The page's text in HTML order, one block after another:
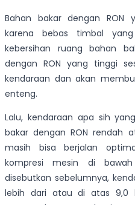
Bahan bakar dengan RON
karena bebas timbal
kebersihan ruang bahan
dengan RON yang tinggi
kendaraan dan akan
enteng.
Lalu, kendaraan apa sih
bakar dengan RON rendah
masih bisa berjalan
kompresi mesin di
disebutkan sebelumnya,
lebih dari atau di atas 9,0